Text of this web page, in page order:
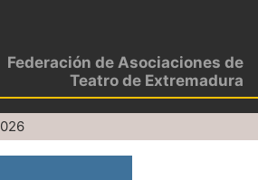
Federación de Asociaciones de
Teatro de Extremadura